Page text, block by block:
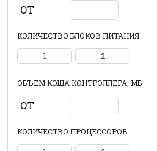
ОТ
КОЛИЧЕСТВО БЛОКОВ ПИТАНИЯ
1 2
ОБЪЕМ КЭША КОНТРОЛЛЕРА, МБ
ОТ
КОЛИЧЕСТВО ПРОЦЕССОРОВ